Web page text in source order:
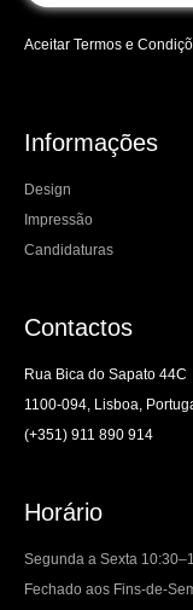
Aceitar Termos e
Informações
Design
Impressão
Candidaturas
Contactos
Rua Bica do Sapato 44C
1100-094, Lisboa,
(+351) 911 890 914
Horário
Segunda a Sexta
Fechado aos Fins-de-